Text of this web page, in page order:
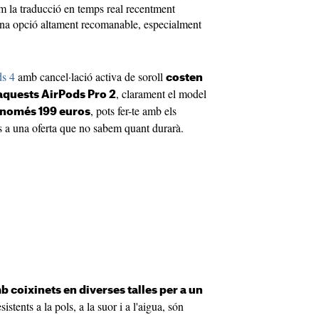
la traducció en temps real recentment
opció altament recomanable, especialment
4amb cancel·lació activa de soroll costen
AirPods Pro 2, clarament el model
només 199 euros, pots fer-te amb els
una oferta que no sabem quant durarà.
coixinets en diverses talles per a un
a la pols, a la suor i a l'aigua, són